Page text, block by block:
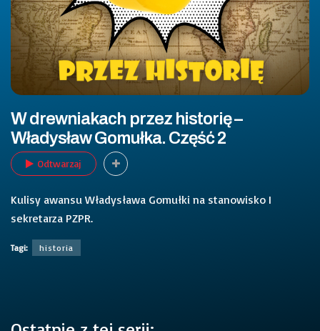
W drewniakach przez historię –
Władysław Gomułka. Część 2
Odtwarzaj
Kulisy awansu Władysława Gomułki na stanowisko I
sekretarza PZPR.
Tagi: historia